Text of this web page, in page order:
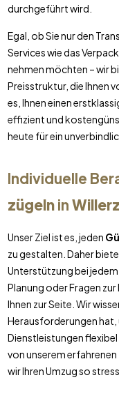
durchgeführt wird.
Egal, ob Sie nur den
Services wie das
nehmen möchten – wir
Preisstruktur, die Ihnen
es, Ihnen einen
effizient und
heute für ein
Individuelle
zügelnin
Unser Ziel ist es, jeden
zu gestalten. Daher
Unterstützung bei
Planung oder Fragen
Ihnen zur Seite. Wir
Herausforderungen hat,
Dienstleistungen flexibel
von unserem erfahrenen
wir Ihren Umzug so